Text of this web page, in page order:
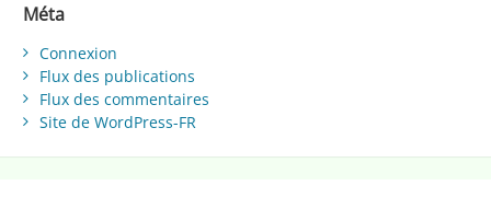
Méta
Connexion
Flux des publications
Flux des commentaires
Site de WordPress-FR